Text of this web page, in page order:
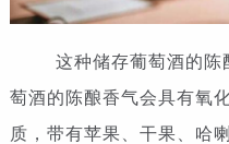
这种储存葡萄酒的陈酿
萄酒的陈酿香气会具有氧
质，带有苹果、干果、哈